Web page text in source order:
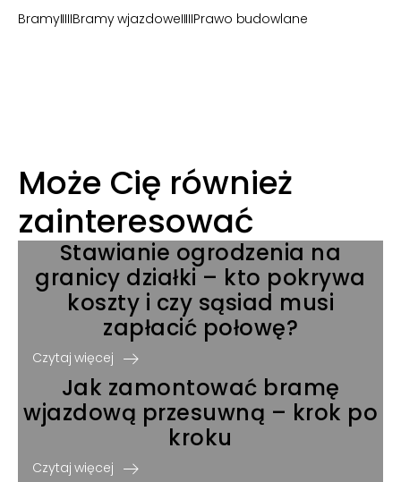
BramyIIIIIBramy wjazdoweIIIIIPrawo budowlane
Może Cię również
zainteresować
Stawianie ogrodzenia na
granicy działki – kto pokrywa
koszty i czy sąsiad musi
zapłacić połowę?
Czytaj więcej
Jak zamontować bramę
wjazdową przesuwną – krok po
kroku
Czytaj więcej